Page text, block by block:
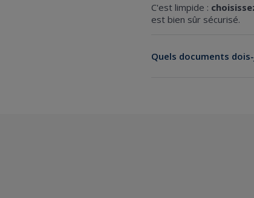
C'est limpide :
est bien sûr sécurisé.
Quels documents
Une carte de crédit